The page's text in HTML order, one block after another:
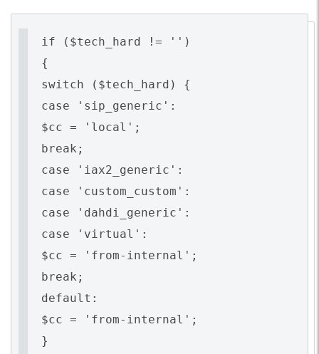
if ($tech_hard != '')
{
switch ($tech_hard) {
case 'sip_generic':
$cc = 'local';
break;
case 'iax2_generic':
case 'custom_custom':
case 'dahdi_generic':
case 'virtual':
$cc = 'from-internal';
break;
default:
$cc = 'from-internal';
}